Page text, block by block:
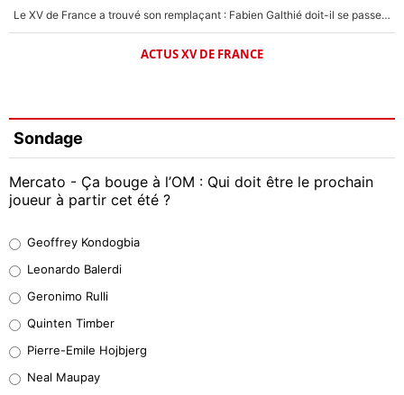
Le XV de France a trouvé son remplaçant : Fabien Galthié doit-il se passer d'Antoine Dupont ?
ACTUS XV DE FRANCE
Sondage
Mercato - Ça bouge à l’OM : Qui doit être le prochain
joueur à partir cet été ?
38%
32%
5%
Geoffrey Kondogbia
Leonardo Balerdi
Geronimo Rulli
Quinten Timber
Pierre-Emile Hojbjerg
Neal Maupay